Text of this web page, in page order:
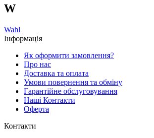
W
Wahl
Інформація
Як оформити замовлення?
Про нас
Доставка та оплата
Умови повернення та обміну
Гарантійне обслуговування
Наші Контакти
Оферта
Контакти